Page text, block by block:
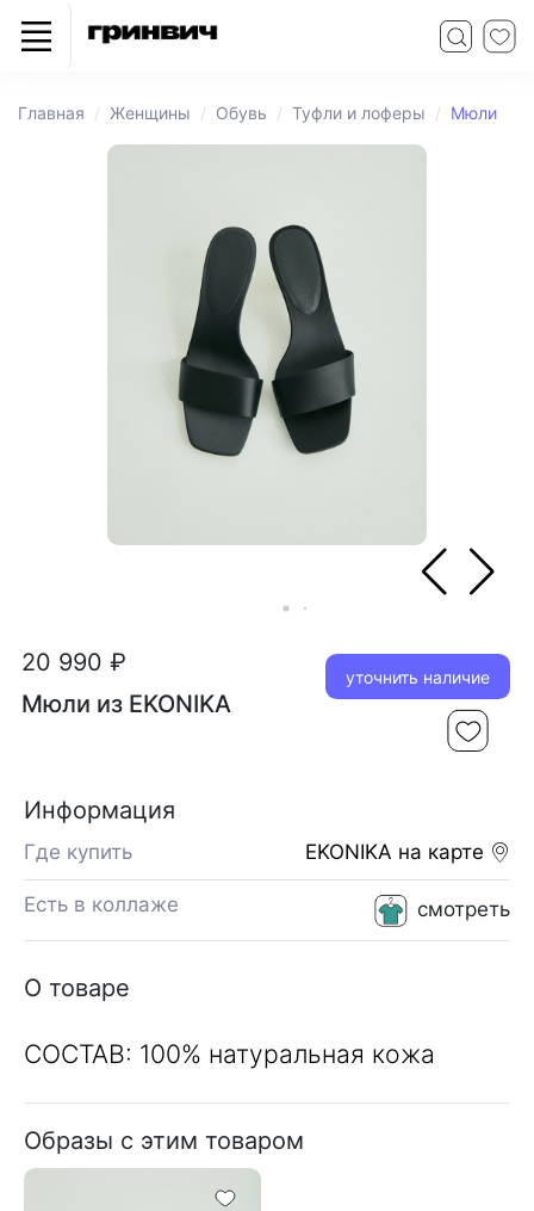
Главная Женщины Обувь Туфли и лоферы Мюли
20 990 ₽
Мюли из EKONIKA
уточнить наличие
Информация
EKONIKA на карте
Где купить
смотреть
Есть в коллаже
О товаре
СОСТАВ: 100% натуральная кожа
Образы с этим товаром